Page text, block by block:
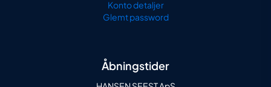
Konto detaljer
Glemt password
Åbningstider